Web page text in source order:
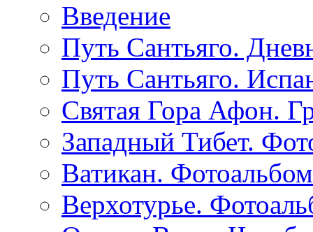
Введение
Путь Сантьяго.
Путь Сантьяго.
Святая Гора Афон.
Западный Тибет.
Ватикан.
Верхотурье.